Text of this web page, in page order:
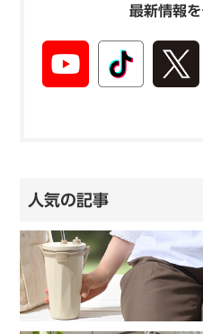
最新情報を
人気の記事